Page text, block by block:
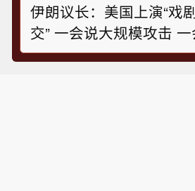
伊朗议长：美国上演“戏
交” 一会说大规模攻击
伊朗想谈判 别打了